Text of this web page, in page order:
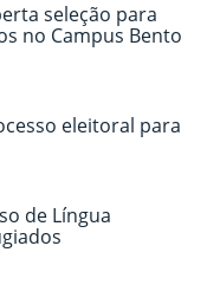
seleção para
no Campus Bento
eleitoral para
de Língua